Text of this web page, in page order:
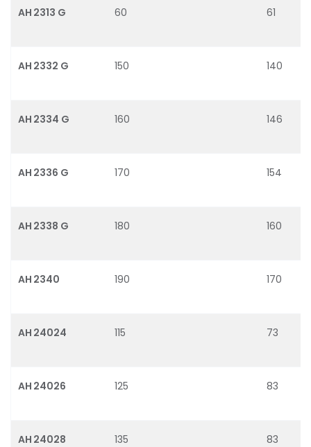
AH 2313 G 60 61
AH 2332 G 150 140
AH 2334 G 160 146
AH 2336 G 170 154
AH 2338 G 180 160
AH 2340 190 170
AH 24024 115 73
AH 24026 125 83
AH 24028 135 83